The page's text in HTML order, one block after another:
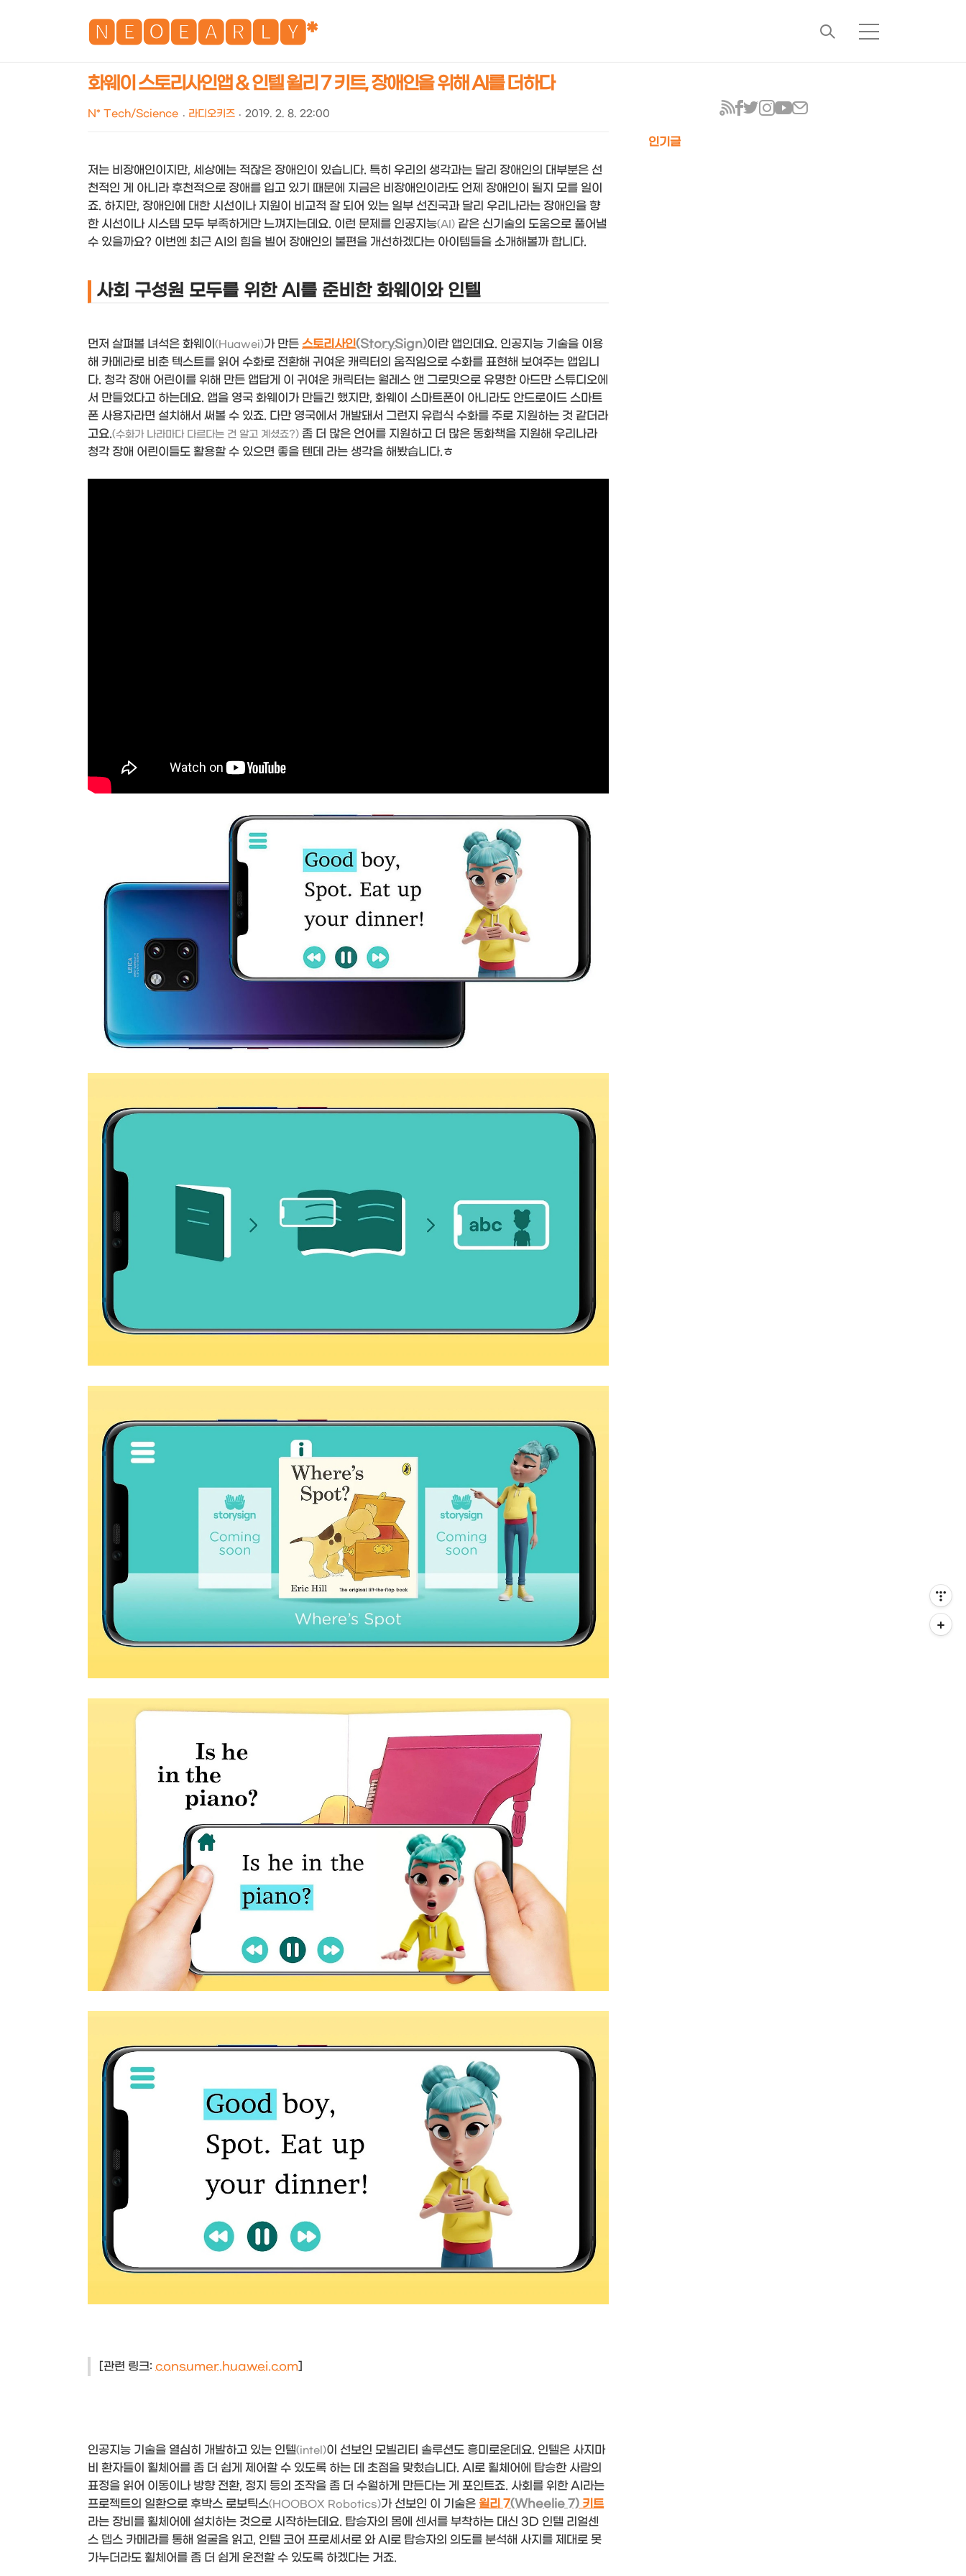
🅽🅴🅾🅴🅰🆁🅻🆈*NEOEARLY*
검
메
화웨이 스토리사인앱 & 인텔 윌리 7 키트, 장애인을 위해 AI를 더하다
N* Tech/Science 라디오키즈 2019. 2. 8. 22:00
저는 비장애인이지만, 세상에는 적잖은 장애인이 있습니다. 특히 우리의 생각과는 달리 장애인의 대부분은 선
천적인 게 아니라 후천적으로 장애를 입고 있기 때문에 지금은 비장애인이라도 언제 장애인이 될지 모를 일이
죠. 하지만, 장애인에 대한 시선이나 지원이 비교적 잘 되어 있는 일부 선진국과 달리 우리나라는 장애인을 향
한 시선이나 시스템 모두 부족하게만 느껴지는데요. 이런 문제를 인공지능(AI) 같은 신기술의 도움으로 풀어낼
수 있을까요? 이번엔 최근 AI의 힘을 빌어 장애인의 불편을 개선하겠다는 아이템들을 소개해볼까 합니다.
사회 구성원 모두를 위한 AI를 준비한 화웨이와 인텔
먼저 살펴볼 녀석은 화웨이 (Huawei)가 만든 스토리사인(StorySign)이란 앱인데요. 인공지능 기술을 이용
해 카메라로 비춘 텍스트를 읽어 수화로 전환해 귀여운 캐릭터의 움직임으로 수화를 표현해 보여주는 앱입니
다. 청각 장애 어린이를 위해 만든 앱답게 이 귀여운 캐릭터는 월레스 앤 그로밋으로 유명한 아드만 스튜디오에
서 만들었다고 하는데요. 앱을 영국 화웨이가 만들긴 했지만, 화웨이 스마트폰이 아니라도 안드로이드 스마트
폰 사용자라면 설치해서 써볼 수 있죠. 다만 영국에서 개발돼서 그런지 유럽식 수화를 주로 지원하는 것 같더라
고요.(수화가 나라마다 다르다는 건 알고 계셨죠?) 좀 더 많은 언어를 지원하고 더 많은 동화책을 지원해 우리나라
청각 장애 어린이들도 활용할 수 있으면 좋을 텐데 라는 생각을 해봤습니다.ㅎ
[관련 링크: consumer.huawei.com]
인공지능 기술을 열심히 개발하고 있는 인텔(intel)이 선보인 모빌리티 솔루션도 흥미로운데요. 인텔은 사지마
비 환자들이 휠체어를 좀 더 쉽게 제어할 수 있도록 하는 데 초점을 맞췄습니다. AI로 휠체어에 탑승한 사람의
표정을 읽어 이동이나 방향 전환, 정지 등의 조작을 좀 더 수월하게 만든다는 게 포인트죠. 사회를 위한 AI라는
프로젝트의 일환으로 후박스 로보틱스(HOOBOX Robotics)가 선보인 이 기술은 윌리 7(Wheelie 7) 키트
라는 장비를 휠체어에 설치하는 것으로 시작하는데요. 탑승자의 몸에 센서를 부착하는 대신 3D 인텔 리얼센
스 뎁스 카메라를 통해 얼굴을 읽고, 인텔 코어 프로세서로 와 AI로 탑승자의 의도를 분석해 사지를 제대로 못
가누더라도 휠체어를 좀 더 쉽게 운전할 수 있도록 하겠다는 거죠.
인기글